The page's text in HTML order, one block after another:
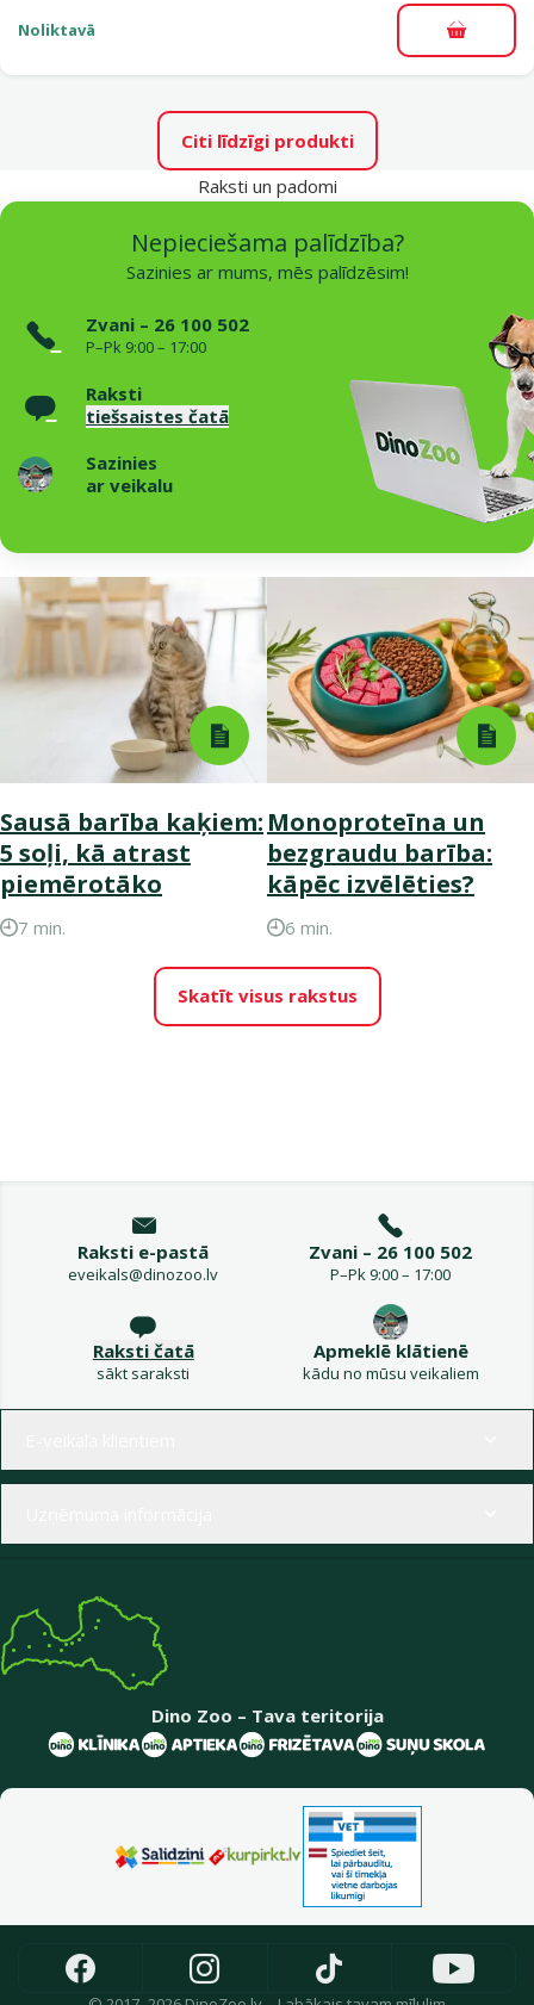
Noliktavā
Citi līdzīgi produkti
Raksti un padomi
Nepieciešama palīdzība?
Sazinies ar mums, mēs palīdzēsim!
Zvani – 26 100 502
P–Pk 9:00 – 17:00
Raksti
tiešsaistes čatā
Sazinies
ar veikalu
Sausā barība kaķiem:
5 soļi, kā atrast
piemērotāko
7 min.
Monoproteīna un
bezgraudu barība:
kāpēc izvēlēties?
6 min.
Skatīt visus rakstus
Raksti e-pastā
eveikals@dinozoo.lv
Zvani – 26 100 502
P–Pk 9:00 – 17:00
Raksti čatā
sākt saraksti
Apmeklē klātienē
kādu no mūsu veikaliem
Dino Zoo – Tava teritorija